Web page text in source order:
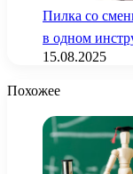
Пилка со
в одном
15.08.2025
Похожее